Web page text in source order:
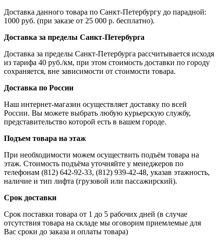
Доставка данного товара по Санкт-Петербургу до парадной:
1000 руб. (при заказе от 25 000 р. бесплатно).
Доставка за пределы Санкт-Петербурга
Доставка за пределы Санкт-Петербурга рассчитывается исходя
из тарифа 40 руб./км, при этом стоимость доставки по городу
сохраняется, вне зависимости от стоимости товара.
Доставка по России
Наш интернет-магазин осуществляет доставку по всей
России. Вы можете выбрать любую курьерскую службу,
представительство которой есть в вашем городе.
Подъем товара на этаж
При необходимости можем осуществить подъём товара на
этаж. Стоимость подъёма уточняйте у менеджеров по
телефонам (812) 642-92-33, (812) 939-42-48, указав этажность,
наличие и тип лифта (грузовой или пассажирский).
Срок доставки
Срок поставки товара от 1 до 5 рабочих дней (в случае
отсутствия товара на складе мы оговорим приемлемые для
Вас сроки до заказа и оплаты товара)